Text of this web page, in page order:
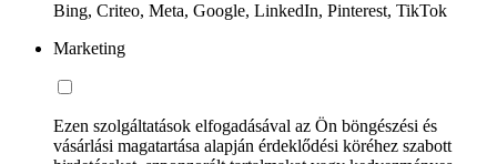
Bing, Criteo, Meta, Google, LinkedIn, Pinterest, TikTok
Marketing
Ezen szolgáltatások elfogadásával az Ön böngészési és
vásárlási magatartása alapján érdeklődési köréhez szabott